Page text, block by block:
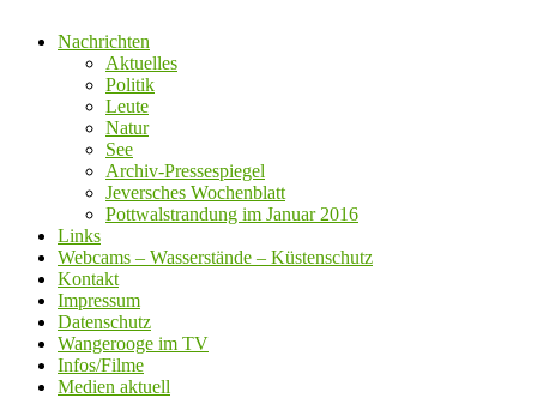
Nachrichten
Aktuelles
Politik
Leute
Natur
See
Archiv-Pressespiegel
Jeversches Wochenblatt
Pottwalstrandung im Januar 2016
Links
Webcams – Wasserstände – Küstenschutz
Kontakt
Impressum
Datenschutz
Wangerooge im TV
Infos/Filme
Medien aktuell